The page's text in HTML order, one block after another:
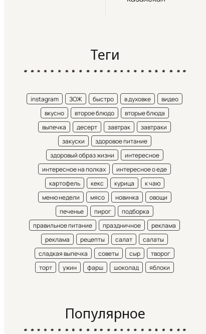
Теги
instagram ЗОЖ быстро в духовке
видео
вкусно
второе блюдо
вторые блюда
выпечка
десерт завтрак
завтраки
закуски
здоровое питание
здоровый образ жизни
интересное
интересное на полках
интересное о еде
картофель
кекс курица
к чаю
меню недели
мясо новинка
овощи
печенье
пирог
подборка
правильное питание
праздничное
реклама
реклама
рецепты салат
салаты
сладкая выпечка
советы сыр
творог
торт
ужин фарш шоколад яблоки
Популярное